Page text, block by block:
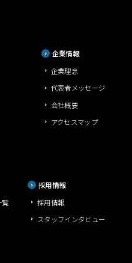
企業情報
企業理念
代表者メッセージ
会社概要
アクセスマップ
覧
採用情報
採用情報
スタッフインタビュー